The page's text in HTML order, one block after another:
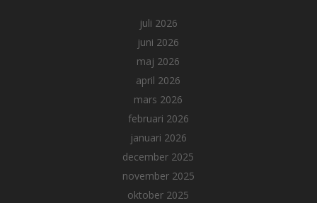
juli 2026
juni 2026
maj 2026
april 2026
mars 2026
februari 2026
januari 2026
december 2025
november 2025
oktober 2025